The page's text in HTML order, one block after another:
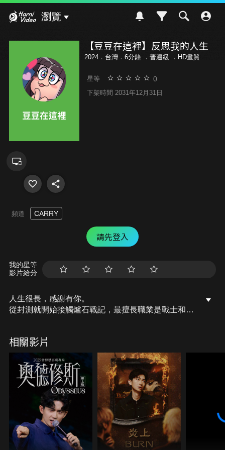
瀏覽
【豆豆在這裡】反思我的人生
2024．台灣．6分鐘 ． 普遍級 ．HD畫質
星等 0
下架時間 2031年12月31日
頻道 CARRY
請先登入
我的星等
影片給分
人生很長，感謝有你。
從封測就開始接觸爐石戰記，最擅長職業是戰士和牧
醒。
從陰暗幽霾的蛇界森林甦醒吧， 趁此良機，莫再猶
豫，恭請蛇界至尊雙飛寶典！
OSkomodo 還不一起加入蛇教跟著教主一起前進!
相關影片